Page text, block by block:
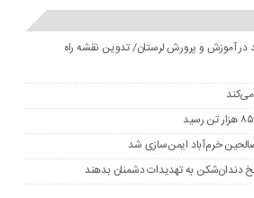
در آموزش و پرورش لرستان/ تدوین نقشه راه
می‌کند
خرم‌آباد ایمن‌سازی شد
دندان‌شکن به تهدیدات دشمنان بدهند